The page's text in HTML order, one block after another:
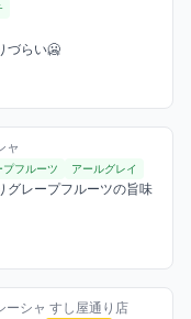
づらい🥶
ャ / 2026年3月17日
ャ
プフルーツ アールグレイ
グレープフルーツの旨味
/ 2026年3月17日
ーシャ すし屋通り店